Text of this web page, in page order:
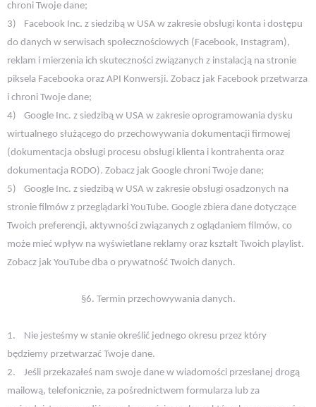
chroni Twoje dane;
3)
Facebook Inc. z siedzibą w USA w zakresie obsługi konta i dostępu
do danych w serwisach społecznościowych (Facebook, Instagram),
reklam i mierzenia ich skuteczności związanych z instalacją na stronie
piksela Facebooka oraz API Konwersji. Zobacz jak Facebook przetwarza
i chroni Twoje dane;
4)
Google Inc. z siedzibą w USA w zakresie oprogramowania dysku
wirtualnego służącego do przechowywania dokumentacji firmowej
(dokumentacja obsługi procesu obsługi klienta i kontrahenta oraz
dokumentacja RODO). Zobacz jak Google chroni Twoje dane;
5)
Google Inc. z siedzibą w USA w zakresie obsługi osadzonych na
stronie filmów z przeglądarki YouTube. Google zbiera dane dotyczące
Twoich preferencji, aktywności związanych z oglądaniem filmów, co
może mieć wpływ na wyświetlane reklamy oraz kształt Twoich playlist.
Zobacz jak YouTube dba o prywatność Twoich danych.
§6. Termin przechowywania danych.
1.
Nie jesteśmy w stanie określić jednego okresu przez który
będziemy przetwarzać Twoje dane.
2.
Jeśli przekazałeś nam swoje dane w wiadomości przesłanej drogą
mailową, telefonicznie, za pośrednictwem formularza lub za